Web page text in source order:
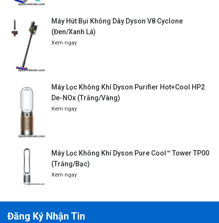
Máy Hút Bụi Không Dây Dyson V8 Cyclone
(Đen/Xanh Lá)
Xem ngay
Máy Lọc Không Khí Dyson Purifier Hot+Cool HP2
De-NOx (Trắng/Vàng)
Xem ngay
Máy Lọc Không Khí Dyson Pure Cool™ Tower TP00
(Trắng/Bạc)
Xem ngay
Đăng Ký Nhận Tin